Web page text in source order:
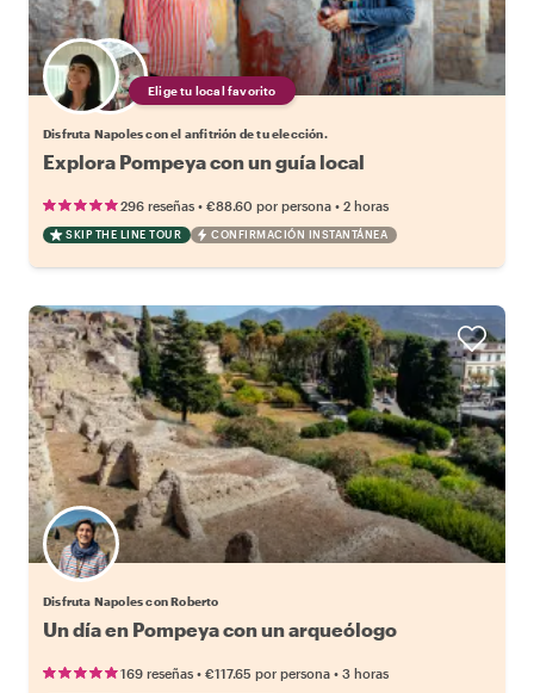
Elige tu local favorito
Disfruta Napoles con el anfitrión de tu elección.
Explora Pompeya con un guía local
296 reseñas • €88.60 por persona • 2 horas
SKIP THE LINE TOUR CONFIRMACIÓN INSTANTÁNEA
Disfruta Napoles con Roberto
Un día en Pompeya con un arqueólogo
169 reseñas • €117.65 por persona • 3 horas